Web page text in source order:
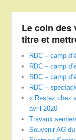
Le coin des
titre et
RDC – camp
RDC – camp
RDC – camp
RDC –
« Restez chez
avril 2020
Travaux
Souvenir AG